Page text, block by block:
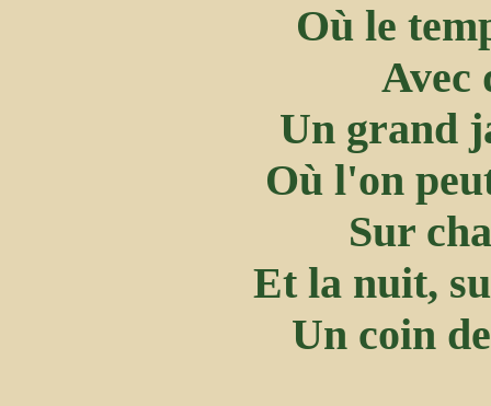
Où le
Avec
Un grand
Où l'on
Sur
Et la nuit,
Un coin